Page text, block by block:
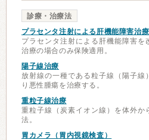
診療・治療法
プラセンタ注射による肝機能障害治療
プラセンタ注射による肝機能障害を
治療の場合のみ保険適用。
陽子線治療
放射線の一種である粒子線（陽子線
り悪性腫瘍を治療する。
重粒子線治療
重粒子線（炭素イオン線）を体外か
法。
胃カメラ（胃内視鏡検査）